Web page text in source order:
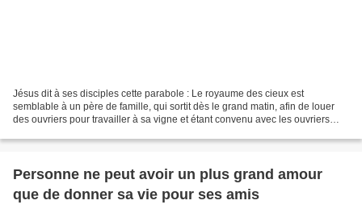
Jésus dit à ses disciples cette parabole : Le royaume des cieux est
semblable à un père de famille, qui sortit dès le grand matin, afin de louer
des ouvriers pour travailler à sa vigne et étant convenu avec les ouvriers
Personne ne peut avoir un plus grand amour
que de donner sa vie pour ses amis